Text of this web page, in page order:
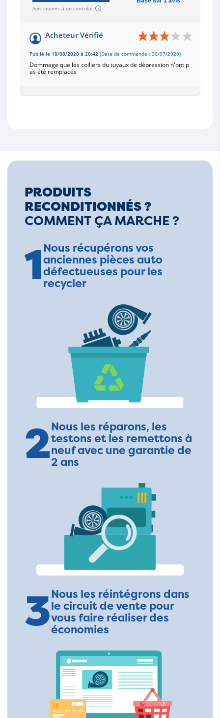
Avis soumis à un contrôle
Acheteur Vérifié
Publié le 18/08/2020 à 20:42 (Date de commande : 30/07/2020)
Dommage que les colliers du tuyaux de dépression n'ont p
as été remplacés
PRODUITS
RECONDITIONNÉS ?
COMMENT ÇA MARCHE ?
1Nous récupérons vos
anciennes pièces auto
défectueuses pour les
recycler
2Nous les réparons, les
testons et les remettons à
neuf avec une garantie de
2 ans
3Nous les réintégrons dans
le circuit de vente pour
vous faire réaliser des
économies